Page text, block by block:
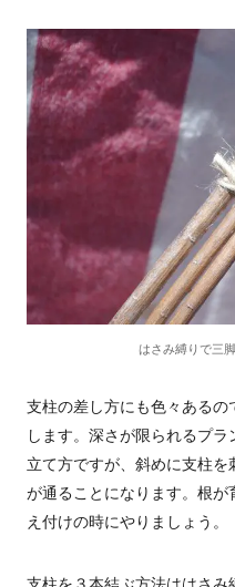
はさみ縛りで三
支柱の差し方にも色々ある
します。深さが限られるプ
立て方ですが、斜めに支柱
が通ることになります。根
え付けの時にやりましょう。
支柱を３本結ぶ方法ははさみ